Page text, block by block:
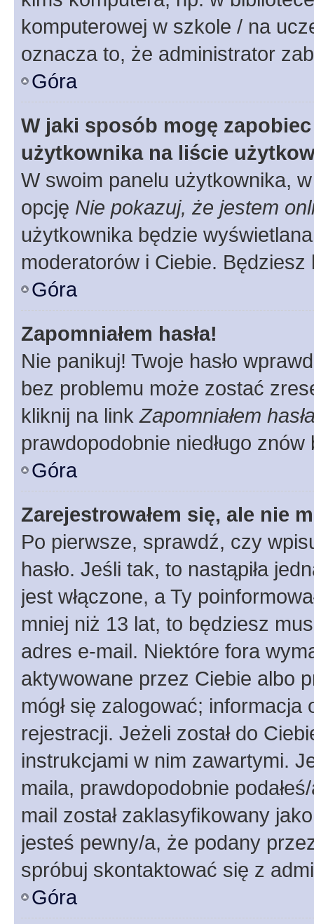
komputerowej w szkole / na
oznacza to, że administrator
Góra
W jaki sposób mogę
użytkownika na liście
W swoim panelu użytkownika,
opcję Nie pokazuj, że jestem
użytkownika będzie
moderatorów i Ciebie.
Góra
Zapomniałem hasła!
Nie panikuj! Twoje hasło
bez problemu może zostać
kliknij na linkZapomniałem
prawdopodobnie niedługo
Góra
Zarejestrowałem się, ale nie
Po pierwsze, sprawdź, czy
hasło. Jeśli tak, to nastąpiła
jest włączone, a Ty
mniej niż 13 lat, to będziesz
adres e-mail. Niektóre fora
aktywowane przez Ciebie albo
mógł się zalogować;
rejestracji. Jeżeli został do
instrukcjami w nim zawartymi.
maila, prawdopodobnie
mail został zaklasyfikowany
jesteś pewny/a, że podany
spróbuj skontaktować się z
Góra